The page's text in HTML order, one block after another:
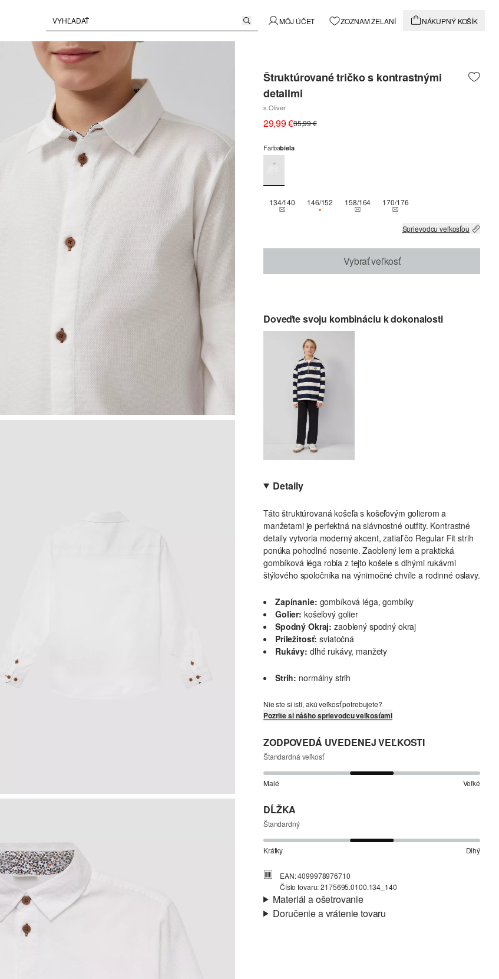
MÔJ ÚČET ZOZNAM ŽELANÍ NÁKUPNÝ KOŠÍK
Štruktúrované tričko s kontrastnými
detailmi
s.Oliver
29,99 €35,99 €
Farbabiela
134/140THIS SIZE IS CURRENTLY OUT OF STOCK
146/152K DISPOZÍCII IBA 3
158/164THIS SIZE IS CURRENTLY OUT OF STOCK
170/176THIS SIZE IS CURRENTLY OUT
Sprievodcu veľkosťou
Vybrať veľkosť
Doveďte svoju kombináciu k dokonalosti
Detaily
Táto štruktúrovaná košeľa s košeľovým golierom a
manžetami je perfektná na slávnostné outfity. Kontrastné
detaily vytvoria moderný akcent, zatiaľ čo Regular Fit strih
ponúka pohodlné nosenie. Zaoblený lem a praktická
gombíková léga robia z tejto košele s dlhými rukávmi
štýlového spoločníka na výnimočné chvíle a rodinné oslavy.
Zapínanie: gombíková léga, gombíky
Golier: košeľový golier
Spodný Okraj: zaoblený spodný okraj
Príležitosť: sviatočná
Rukávy: dlhé rukávy, manžety
Strih: normálny strih
Nie ste si istí, akú veľkosť potrebujete?
Pozrite si nášho sprievodcu veľkosťami
ZODPOVEDÁ UVEDENEJ VEĽKOSTI
Štandardná veľkosť
Malé Veľké
DĹŽKA
Štandardný
Krátky Dlhý
EAN: 4099978976710
Číslo tovaru: 2175695.0100.134_140
Materiál a ošetrovanie
Doručenie a vrátenie tovaru